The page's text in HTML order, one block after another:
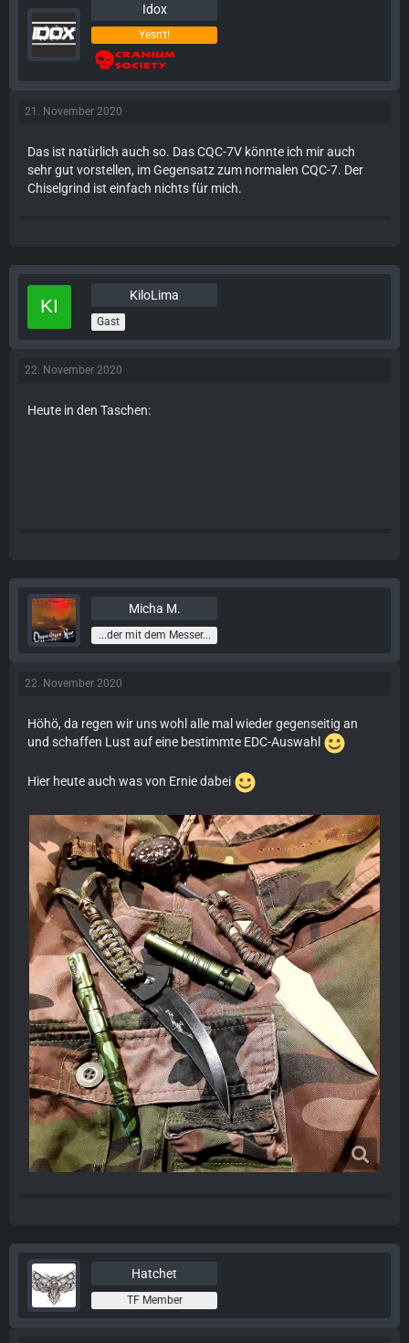
Idox
Yesn't!
21. November 2020
Das ist natürlich auch so. Das CQC-7V könnte ich mir auch
sehr gut vorstellen, im Gegensatz zum normalen CQC-7. Der
Chiselgrind ist einfach nichts für mich.
KiloLima
Gast
22. November 2020
Heute in den Taschen:
Micha M.
...der mit dem Messer...
22. November 2020
Höhö, da regen wir uns wohl alle mal wieder gegenseitig an
und schaffen Lust auf eine bestimmte EDC-Auswahl
Hier heute auch was von Ernie dabei
Hatchet
TF Member